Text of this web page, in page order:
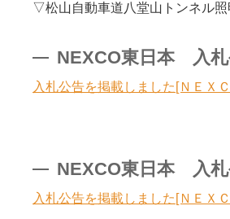
▽松山自動車道八堂山トンネル
NEXCO東日本 入札
入札公告を掲載しました[ＮＥＸ
NEXCO東日本 入
入札公告を掲載しました[ＮＥＸ